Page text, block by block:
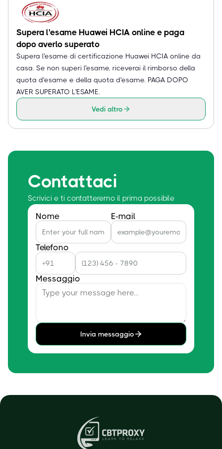
Supera l'esame Huawei HCIA online e paga
dopo averlo superato
Supera l'esame di certificazione Huawei HCIA online da
casa. Se non superi l'esame, riceverai il rimborso della
quota d'esame e della quota d'esame. PAGA DOPO
AVER SUPERATO L'ESAME.
Vedi altro
Contattaci
Scrivici e ti contatteremo il prima possibile
Nome E-mail
Telefono
Messaggio
Invia messaggio